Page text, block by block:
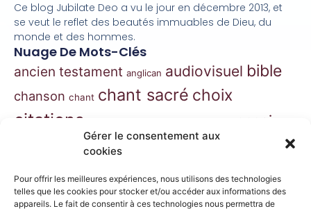
Gérer le consentement aux
cookies
Pour offrir les meilleures expériences, nous utilisons des technologies
telles que les cookies pour stocker et/ou accéder aux informations des
appareils. Le fait de consentir à ces technologies nous permettra de
Ce blog Jubilate Deo a vu le jour en décembre 2013, et
se veut le reflet des beautés immuables de Dieu, du
monde et des hommes.
Nuage De Mots-Clés
ancien testament anglican audiovisuel bible
chanson chant chant sacré choix
citations essai
gospel grégorien
jésus liturgie liturgie orthodoxe marie
morceaux choisismusique